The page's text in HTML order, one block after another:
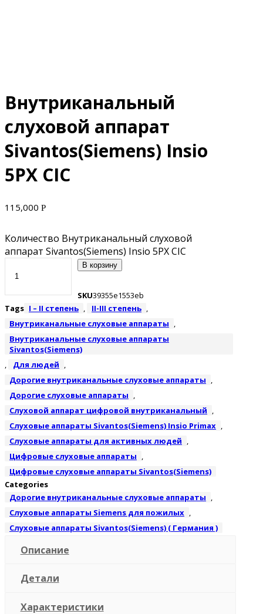
Внутриканальный
слуховой аппарат
Sivantos(Siemens) Insio
5PX CIC
115,000 Р
Количество Внутриканальный слуховой
аппарат Sivantos(Siemens) Insio 5PX CIC
В корзину
SKU39355e1553eb
Tags I – II степень , II-III степень ,
Внутриканальные слуховые аппараты ,
Внутриканальные слуховые аппараты
Sivantos(Siemens)
,
Для людей ,
Дорогие внутриканальные слуховые аппараты ,
Дорогие слуховые аппараты ,
Слуховой аппарат цифровой внутриканальный ,
Слуховые аппараты Sivantos(Siemens) Insio Primax ,
Слуховые аппараты для активных людей ,
Цифровые слуховые аппараты ,
Цифровые слуховые аппараты Sivantos(Siemens)
Categories
Дорогие внутриканальные слуховые аппараты ,
Слуховые аппараты Siemens для пожилых ,
Слуховые аппараты Sivantos(Siemens) ( Германия )
Описание
Детали
Характеристики